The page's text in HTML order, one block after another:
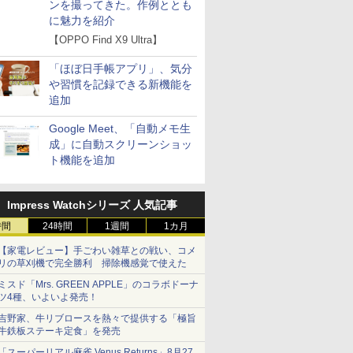
ンを撮ってきた。作例ととも
に魅力を紹介
【OPPO Find X9 Ultra】
「ほぼ日手帳アプリ」、気分
や習慣を記録できる新機能を
追加
Google Meet、「自動メモ生
成」に自動スクリーンショッ
ト機能を追加
Impress Watchシリーズ 人気記事
24時間 1週間 1カ月
家電レビュー】手ごわい雑草との戦い、コメ
の草刈機で完全勝利 掃除機感覚で使えた
スド「Mrs. GREEN APPLE」のコラボドーナ
4種、いよいよ発売！
野家、牛リブロースを熱々で提供する「極旨
鉄板ステーキ定食」を発売